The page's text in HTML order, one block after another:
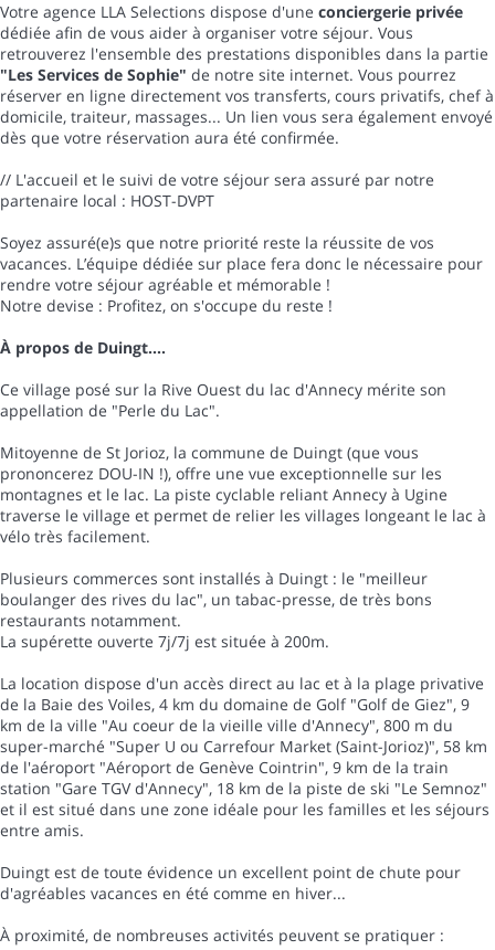
Votre agence LLA Selections dispose d'une conciergerie privée
dédiée afin de vous aider à organiser votre séjour. Vous
retrouverez l'ensemble des prestations disponibles dans la partie
"Les Services de Sophie" de notre site internet. Vous pourrez
réserver en ligne directement vos transferts, cours privatifs, chef à
domicile, traiteur, massages... Un lien vous sera également envoyé
dès que votre réservation aura été confirmée.
// L'accueil et le suivi de votre séjour sera assuré par notre
partenaire local : HOST-DVPT
Soyez assuré(e)s que notre priorité reste la réussite de vos
vacances. L’équipe dédiée sur place fera donc le nécessaire pour
rendre votre séjour agréable et mémorable !
Notre devise : Profitez, on s'occupe du reste !
À propos de Duingt....
Ce village posé sur la Rive Ouest du lac d'Annecy mérite son
appellation de "Perle du Lac".
Mitoyenne de St Jorioz, la commune de Duingt (que vous
prononcerez DOU-IN !), offre une vue exceptionnelle sur les
montagnes et le lac. La piste cyclable reliant Annecy à Ugine
traverse le village et permet de relier les villages longeant le lac à
vélo très facilement.
Plusieurs commerces sont installés à Duingt : le "meilleur
boulanger des rives du lac", un tabac-presse, de très bons
restaurants notamment.
La supérette ouverte 7j/7j est située à 200m.
La location dispose d'un accès direct au lac et à la plage privative
de la Baie des Voiles, 4 km du domaine de Golf "Golf de Giez", 9
km de la ville "Au coeur de la vieille ville d'Annecy", 800 m du
super-marché "Super U ou Carrefour Market (Saint-Jorioz)", 58 km
de l'aéroport "Aéroport de Genève Cointrin", 9 km de la train
station "Gare TGV d'Annecy", 18 km de la piste de ski "Le Semnoz"
et il est situé dans une zone idéale pour les familles et les séjours
entre amis.
Duingt est de toute évidence un excellent point de chute pour
d'agréables vacances en été comme en hiver...
À proximité, de nombreuses activités peuvent se pratiquer :